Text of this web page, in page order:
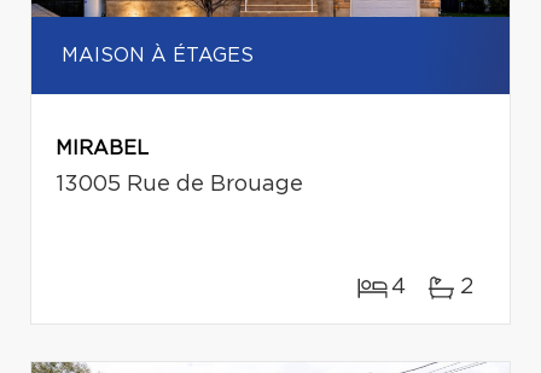
MAISON À ÉTAGES
MIRABEL
13005 Rue de Brouage
4 2